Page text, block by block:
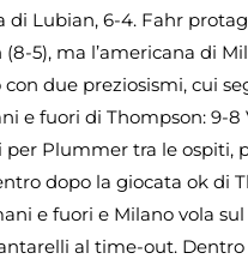
Lubian, 6-4. Fahr
5), ma l’americana di
due preziosismi, cui
e fuori di Thompson: 9-8
per Plummer tra le ospiti,
dopo la giocata ok di
e fuori e Milano vola sul
al time-out. Dentro